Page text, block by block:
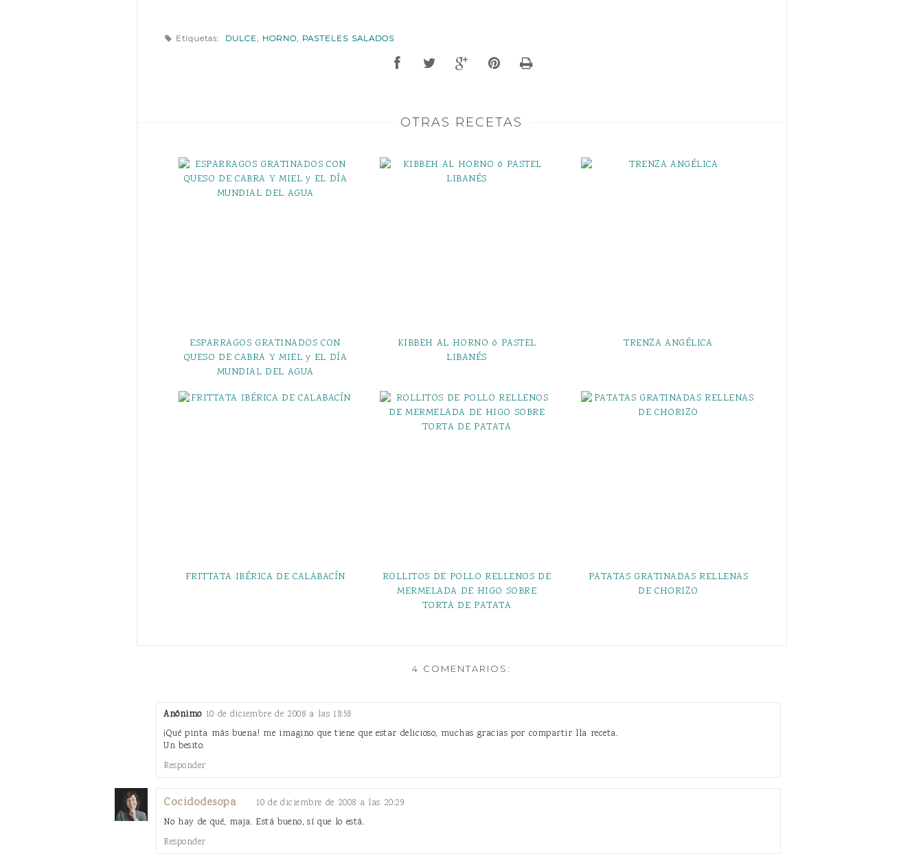
Etiquetas: DULCE , HORNO, PASTELES SALADOS
OTRAS RECETAS
ESPARRAGOS GRATINADOS CON
QUESO DE CABRA Y MIEL y EL DÍA
MUNDIAL DEL AGUA
KIBBEH AL HORNO ó PASTEL
LIBANÉS
TRENZA ANGÉLICA
FRITTATA IBÉRICA DE CALABACÍN
ROLLITOS DE POLLO RELLENOS DE
MERMELADA DE HIGO SOBRE
TORTA DE PATATA
PATATAS GRATINADAS RELLENAS
DE CHORIZO
4 COMENTARIOS:
Anónimo 10 de diciembre de 2008 a las 18:58
¡Qué pinta más buena! me imagino que tiene que estar delicioso, muchas gracias por compartir lla receta.
Un besito.
Responder
Cocidodesopa
10 de diciembre de 2008 a las 20:29
No hay de qué, maja. Está bueno, sí que lo está.
Responder